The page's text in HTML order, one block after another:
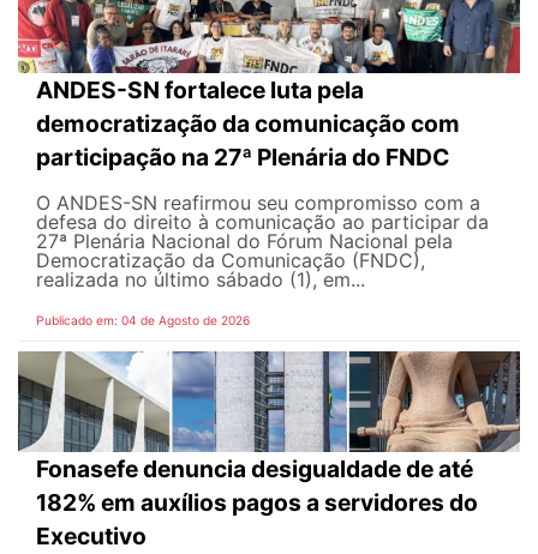
ANDES-SN fortalece luta pela
democratização da comunicação com
participação na 27ª Plenária do FNDC
O ANDES-SN reafirmou seu compromisso com a
defesa do direito à comunicação ao participar da
27ª Plenária Nacional do Fórum Nacional pela
Democratização da Comunicação (FNDC),
realizada no último sábado (1), em...
Publicado em: 04 de Agosto de 2026
Fonasefe denuncia desigualdade de até
182% em auxílios pagos a servidores do
Executivo